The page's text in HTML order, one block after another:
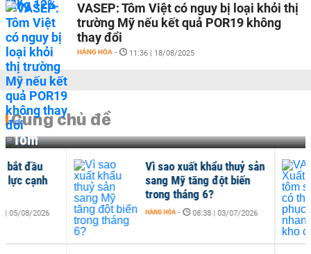
VASEP: Tôm Việt có nguy bị loại khỏi thị
trường Mỹ nếu kết quả POR19 không
thay đổi
HÀNG HÓA - 11:36 | 18/08/2025
Cùng chủ đề
Tôm
Vì sao xuất khẩu thuỷ sản
sang Mỹ tăng đột biến
trong tháng 6?
HÀNG HÓA - 08:38 | 03/07/2026
hồi
HÀNG